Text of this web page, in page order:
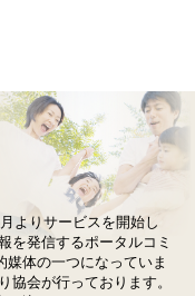
よりサービスを開始し
を発信するポータルコミ
体の一つになっていま
協会が行っております。